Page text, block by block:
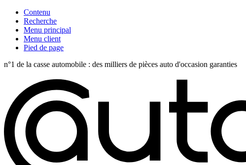
Contenu
Recherche
Menu principal
Menu client
Pied de page
n°1 de la casse automobile : des milliers de pièces auto d'occasion